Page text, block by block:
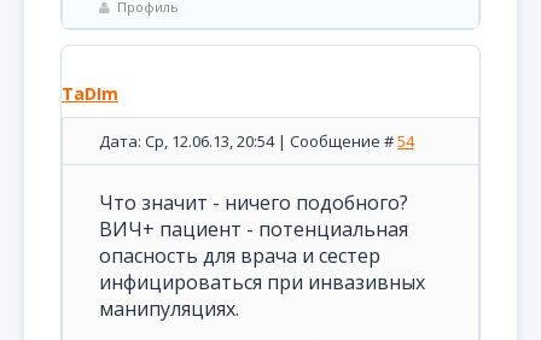
Профиль
TaDIm
Дата: Ср, 12.06.13, 20:54 | Сообщение #54
Что значит - ничего подобного?
ВИЧ+ пациент - потенциальная
опасность для врача и сестер
инфицироваться при инвазивных
манипуляциях.